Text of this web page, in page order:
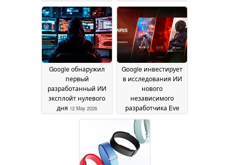
осенью
12 May 2026
Google обнаружил
первый
разработанный ИИ
эксплойт нулевого
дня 12 May 2026
Google инвестирует
в исследования ИИ
нового
независимого
разработчика Eve
08 May 2026